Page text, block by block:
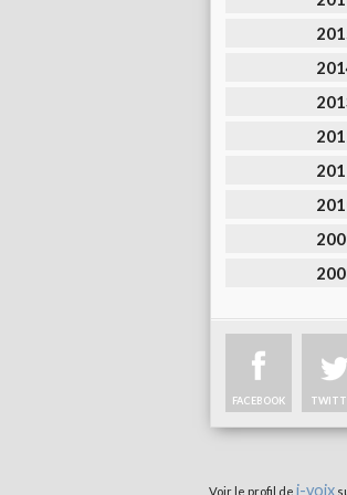
FACEBOOK
Voir le profil de i-voix